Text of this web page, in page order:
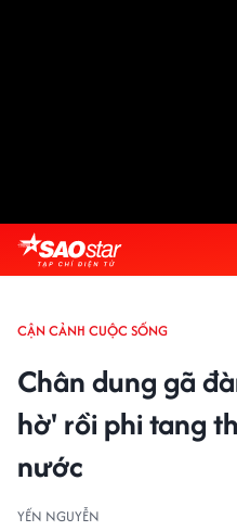
CẬN CẢNH CUỘC SỐNG
Chân dung gã
hờ' rồi phi tang
nước
YẾN NGUYỄN